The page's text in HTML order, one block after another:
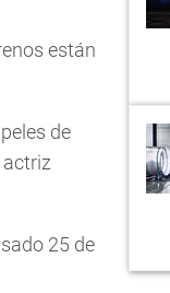
están
de
actriz
25 de